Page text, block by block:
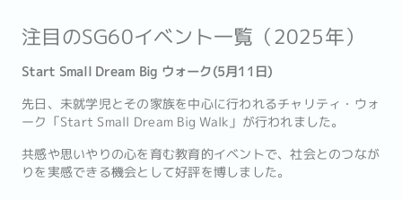
注目のSG60イベント一覧（2025年）
Start Small Dream Big ウォーク(5月11日)
先日、未就学児とその家族を中心に行われるチャリティ・ウォ
ーク「Start Small Dream Big Walk」が行われました。
共感や思いやりの心を育む教育的イベントで、社会とのつなが
りを実感できる機会として好評を博しました。